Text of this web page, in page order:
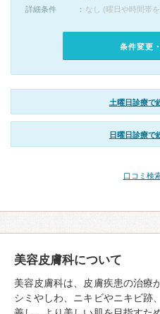
詳細条件
なし (曜日や時間帯
条件変更
土曜日診療で
日曜日診療で
口コミ検
美容皮膚科について
美容皮膚科は、皮膚疾患の治療
シミやしわ、ニキビやニキビ跡